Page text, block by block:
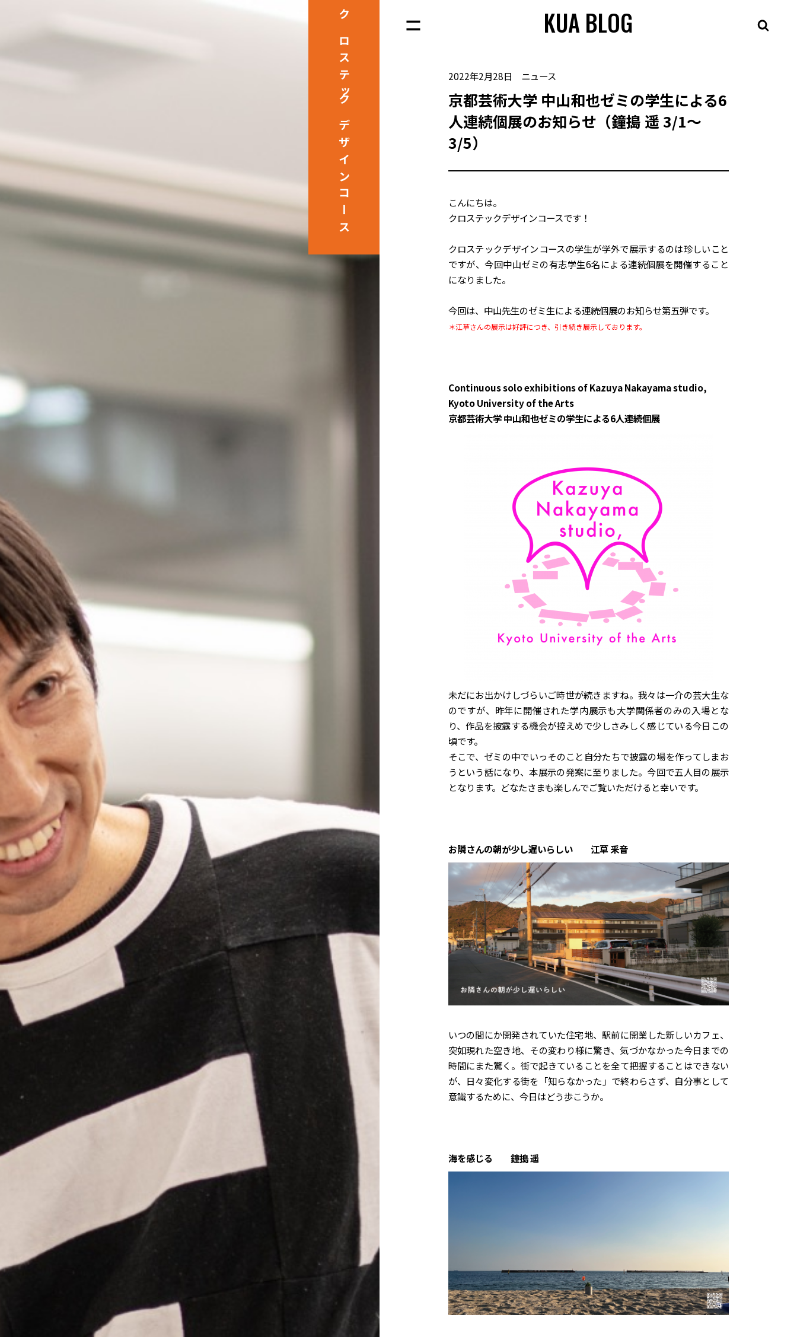
KUA BLOG
クロステック
デザインコース
2022年2月28日 ニュース
京都芸術大学 中山和也ゼミの学生による6
人連続個展のお知らせ（鐘搗 遥 3/1～
3/5）
こんにちは。
クロステックデザインコースです！
クロステックデザインコースの学生が学外で展示するのは珍しいこと
ですが、今回中山ゼミの有志学生6名による連続個展を開催すること
になりました。
今回は、中山先生のゼミ生による連続個展のお知らせ第五弾です。
＊江草さんの展示は好評につき、引き続き展示しております。
Continuous solo exhibitions of Kazuya Nakayama studio,
Kyoto University of the Arts
京都芸術大学 中山和也ゼミの学生による6人連続個展
未だにお出かけしづらいご時世が続きますね。我々は一介の芸大生な
のですが、昨年に開催された学内展示も大学関係者のみの入場とな
り、作品を披露する機会が控えめで少しさみしく感じている今日この
頃です。
そこで、ゼミの中でいっそのこと自分たちで披露の場を作ってしまお
うという話になり、本展示の発案に至りました。今回で五人目の展示
となります。どなたさまも楽しんでご覧いただけると幸いです。
お隣さんの朝が少し遅いらしい 江草 釆音
いつの間にか開発されていた住宅地、駅前に開業した新しいカフェ、
突如現れた空き地、その変わり様に驚き、気づかなかった今日までの
時間にまた驚く。街で起きていることを全て把握することはできない
が、日々変化する街を「知らなかった」で終わらさず、自分事として
意識するために、今日はどう歩こうか。
海を感じる 鐘搗 遥